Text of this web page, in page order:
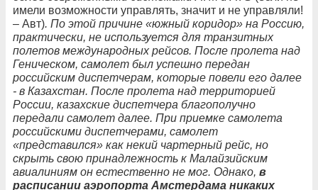
имели возможности управлять, значит и не управляли!
– Авт). По этой причине «южный коридор» на Россию,
практически, не используется для транзитных
полетов международных рейсов. После пролета над
Геническом, самолет был успешно передан
российским диспетчерам, которые повели его далее
- в Казахстан. После пролета над территорией
России, казахские диспетчера благополучно
передали самолет далее. При приемке самолета
российскими диспетчерами, самолет
«представился» как некий чартерный рейс, но
скрыть свою принадлежность к Малайзийским
авиалиниям он естественно не мог. Однако, в
расписании аэропорта Амстердама никаких